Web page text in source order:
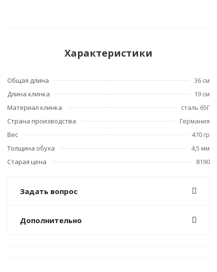
Характеристики
Общая длина
36 см
Длина клинка
19 см
Материал клинка
сталь 65Г
Страна производства
Германия
Вес
470 гр
Толщина обуха
4,5 мм
Старая цена
8190
Задать вопрос
Дополнительно